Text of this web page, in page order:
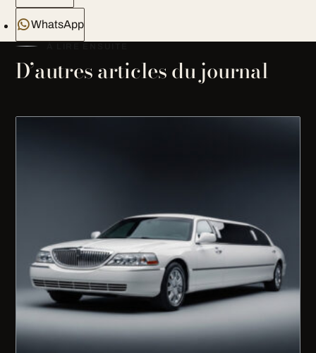
WhatsApp
D’autres articles du journal